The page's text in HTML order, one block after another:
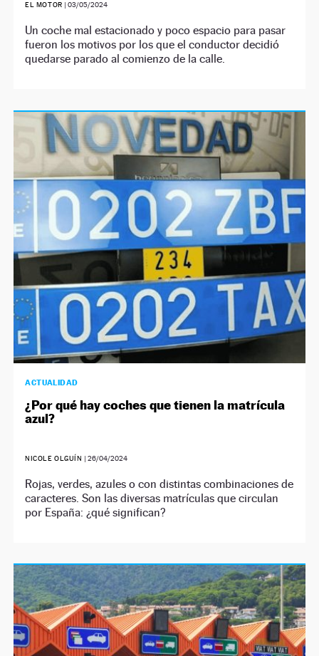
EL MOTOR | 03/05/2024
Un coche mal estacionado y poco espacio para pasar
fueron los motivos por los que el conductor decidió
quedarse parado al comienzo de la calle.
ACTUALIDAD
¿Por qué hay coches que tienen la matrícula
azul?
NICOLE OLGUÍN | 26/04/2024
Rojas, verdes, azules o con distintas combinaciones de
caracteres. Son las diversas matrículas que circulan
por España: ¿qué significan?